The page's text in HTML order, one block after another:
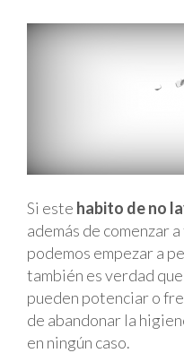
Si este habito de no
además de comenzar
podemos empezar a
también es verdad
pueden potenciar o
de abandonar la
en ningún caso.